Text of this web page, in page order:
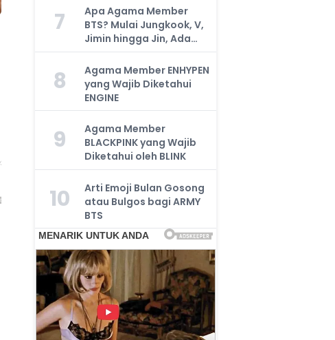
7
Apa Agama Member
BTS? Mulai Jungkook, V,
Jimin hingga Jin, Ada
yang Atheis
8
Agama Member ENHYPEN
yang Wajib Diketahui
ENGINE
9
Agama Member
BLACKPINK yang Wajib
Diketahui oleh BLINK
10
Arti Emoji Bulan Gosong
atau Bulgos bagi ARMY
BTS